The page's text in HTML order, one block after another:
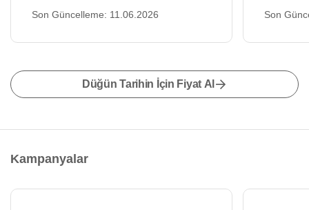
Son Güncelleme: 11.06.2026 Son
Düğün Tarihin İçin Fiyat Al
Kampanyalar